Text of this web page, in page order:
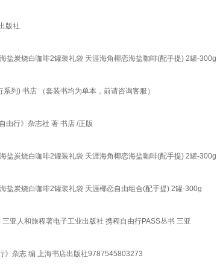
版社
盐炭烧白咖啡2罐装礼袋 天涯海角椰恋海盐咖啡(配手提) 2罐-300g
系列) 书店 （套装书均为单本，前请咨询客服）
由行》杂志社 著 书店 /正版
盐炭烧白咖啡2罐装礼袋 天涯海角椰恋海盐咖啡(配手提) 2罐-300g
盐炭烧白咖啡2罐装礼袋 天涯椰恋自由组合(配手提) 2罐-300g
三亚人和旅程著电子工业出版社 携程自由行PASS丛书 三亚
》杂志 编 上海书店出版社9787545803273